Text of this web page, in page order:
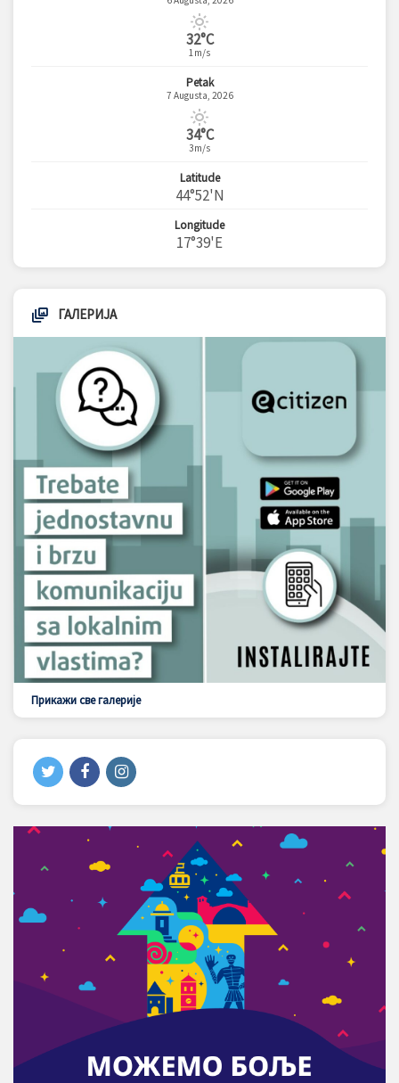
32°C
1m/s
Petak
7 Augusta, 2026
34°C
3m/s
Latitude
44°52'N
Longitude
17°39'E
ГАЛЕРИЈА
Прикажи све галерије